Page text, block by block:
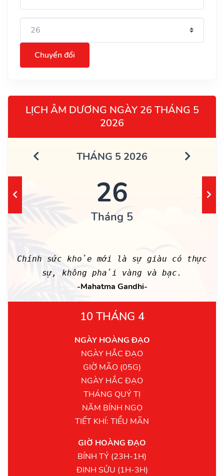
Chuyển đổi
LỊCH ÂM DƯƠNG NGÀY 26 THÁNG 5
2026
THÁNG 5 2026
26
Tháng 5
Chính sức khỏe mới là sự giàu có thực
sự, không phải vàng và bạc.
-Mahatma Gandhi-
10 THÁNG 4
NGÀY HOÀNG ĐẠO
NGÀY HẮC ĐẠO
GIỜ MÃO (05G)
NGÀY HẮC ĐẠO
THÁNG QUÝ TỊ
NĂM BÍNH NGỌ
TIẾT KHÍ: TIỂU MÃN
GIỜ HOÀNG ĐẠO
BÍNH TÝ (23H-1H)
ĐINH SỬU (1H-3H)